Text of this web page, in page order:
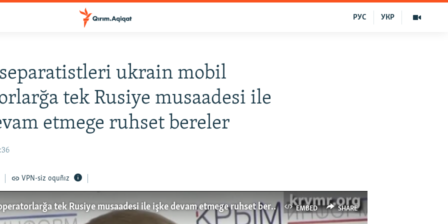
УКР
РУС
separatistleri ukrain mobil
tek Rusiye musaadesi ile
etmege ruhset bereler
VPN-siz oquñız
EMBED SHARE
Qırım separatistleri ukrain mobil operatorlarğa tek Rusiye musaadesi ile işke devam etmege ruhset bereler